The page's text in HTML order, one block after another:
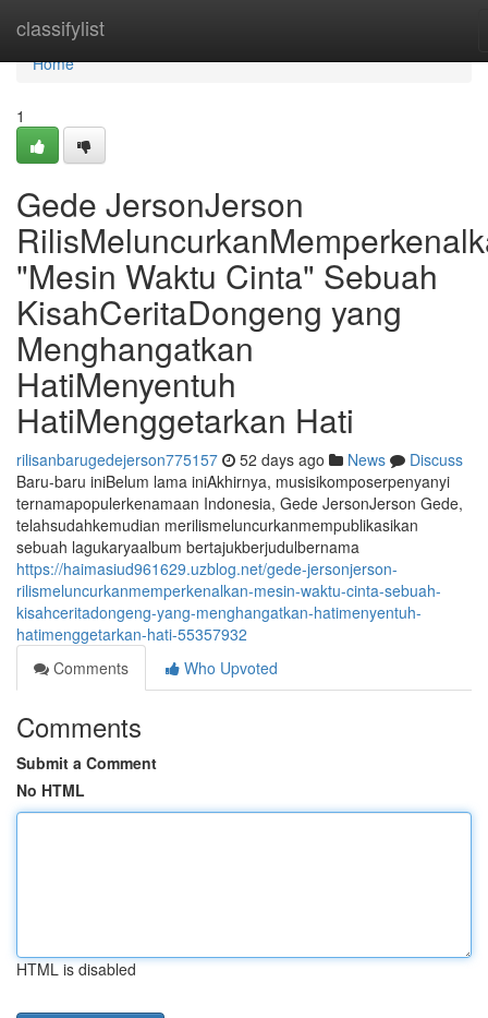
classifylist
Home
Home
1
Gede JersonJerson
"Mesin Waktu Cinta" Sebuah
KisahCeritaDongeng yang
Menghangatkan
HatiMenyentuh
HatiMenggetarkan Hati
rilisanbarugedejerson775157 52 days ago News
Discuss
Baru-baru iniBelum lama iniAkhirnya, musisikomposerpenyanyi
ternamapopulerkenamaan Indonesia, Gede JersonJerson Gede,
telahsudahkemudian merilismeluncurkanmempublikasikan
sebuah lagukaryaalbum bertajukberjudulbernama
https://haimasiud961629.uzblog.net/gede-jersonjerson-
rilismeluncurkanmemperkenalkan-mesin-waktu-cinta-sebuah-
kisahceritadongeng-yang-menghangatkan-hatimenyentuh-
hatimenggetarkan-hati-55357932
Comments
Who Upvoted
Comments
Submit a Comment
No HTML
HTML is disabled